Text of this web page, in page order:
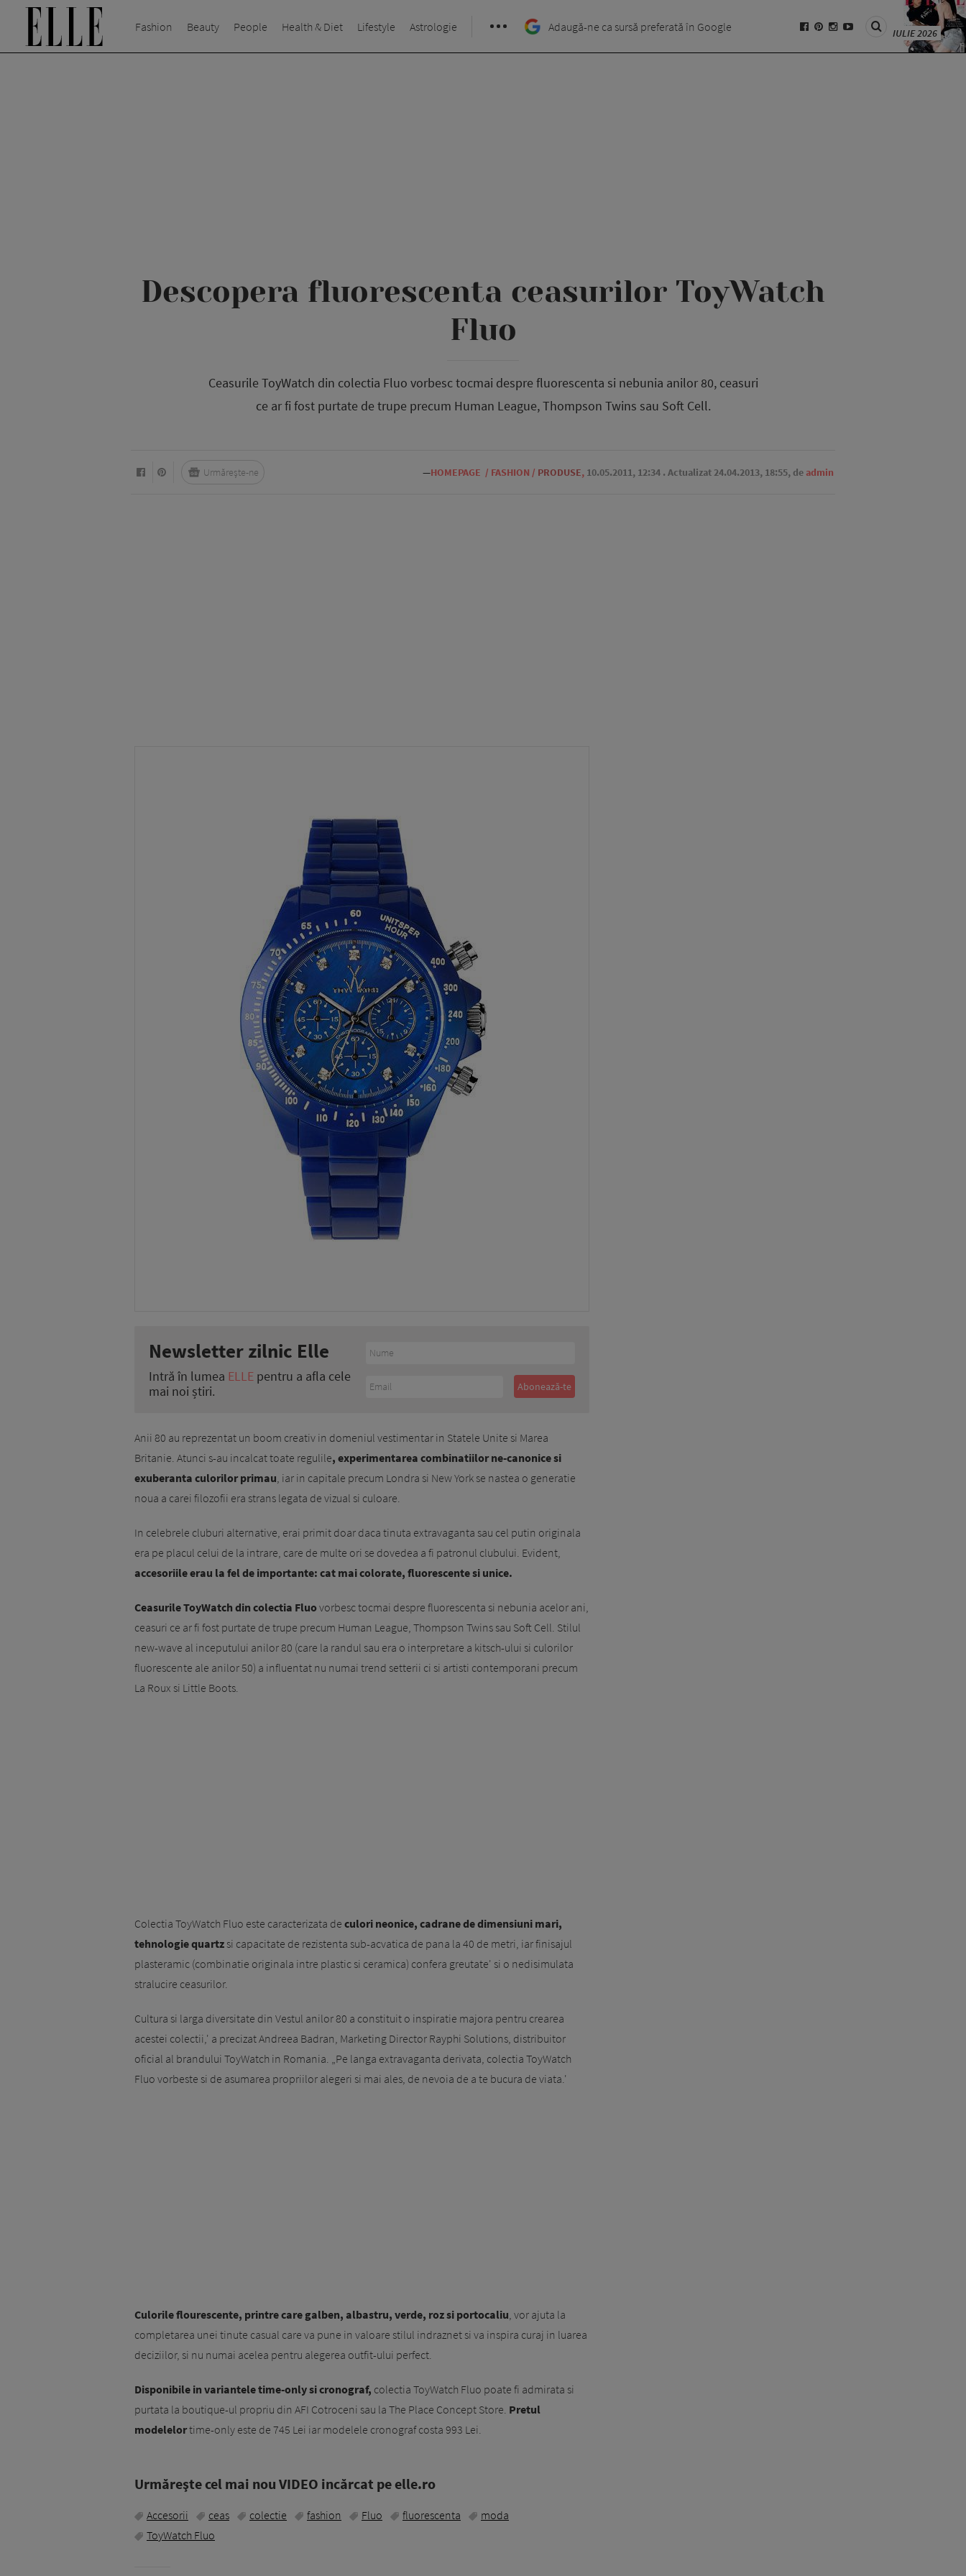
Fashion Beauty People Health & Diet Lifestyle Astrologie Adaugă-ne ca sursă preferată în Google IULIE 2026
Descopera fluorescenta ceasurilor ToyWatch
Fluo
Ceasurile ToyWatch din colectia Fluo vorbesc tocmai despre fluorescenta si nebunia anilor 80, ceasuri
ce ar fi fost purtate de trupe precum Human League, Thompson Twins sau Soft Cell.
—HOMEPAGE / FASHION / PRODUSE, 10.05.2011, 12:34 . Actualizat 24.04.2013, 18:55, de admin
Urmărește-ne
Newsletter zilnic Elle
Intră în lumea ELLE pentru a afla cele
mai noi știri.
Anii 80 au reprezentat un boom creativ in domeniul vestimentar in Statele Unite si Marea
Britanie. Atunci s-au incalcat toate regulile, experimentarea combinatiilor ne-canonice si
exuberanta culorilor primau, iar in capitale precum Londra si New York se nastea o generatie
noua a carei filozofii era strans legata de vizual si culoare.
In celebrele cluburi alternative, erai primit doar daca tinuta extravaganta sau cel putin originala
era pe placul celui de la intrare, care de multe ori se dovedea a fi patronul clubului. Evident,
accesoriile erau la fel de importante: cat mai colorate, fluorescente si unice.
Ceasurile ToyWatch din colectia Fluovorbesc tocmai despre fluorescenta si nebunia acelor ani,
ceasuri ce ar fi fost purtate de trupe precum Human League, Thompson Twins sau Soft Cell. Stilul
new-wave al inceputului anilor 80 (care la randul sau era o interpretare a kitsch-ului si culorilor
fluorescente ale anilor 50) a influentat nu numai trend setterii ci si artisti contemporani precum
La Roux si Little Boots.
Colectia ToyWatch Fluo este caracterizata de culori neonice, cadrane de dimensiuni mari,
tehnologie quartzsi capacitate de rezistenta sub-acvatica de pana la 40 de metri, iar finisajul
plasteramic (combinatie originala intre plastic si ceramica) confera greutate' si o nedisimulata
stralucire ceasurilor.
Cultura si larga diversitate din Vestul anilor 80 a constituit o inspiratie majora pentru crearea
acestei colectii,' a precizat Andreea Badran, Marketing Director Rayphi Solutions, distribuitor
oficial al brandului ToyWatch in Romania. „Pe langa extravaganta derivata, colectia ToyWatch
Fluo vorbeste si de asumarea propriilor alegeri si mai ales, de nevoia de a te bucura de viata.'
Culorile flourescente, printre care galben, albastru, verde, roz si portocaliu, vor ajuta la
completarea unei tinute casual care va pune in valoare stilul indraznet si va inspira curaj in luarea
deciziilor, si nu numai acelea pentru alegerea outfit-ului perfect.
Disponibile in variantele time-only si cronograf, colectia ToyWatch Fluo poate fi admirata si
purtata la boutique-ul propriu din AFI Cotroceni sau la The Place Concept Store. Pretul
modelelortime-only este de 745 Lei iar modelele cronograf costa 993 Lei.
Urmăreşte cel mai nou VIDEO incărcat pe elle.ro
Accesorii ceas colectie fashion Fluo fluorescenta
moda
ToyWatch Fluo